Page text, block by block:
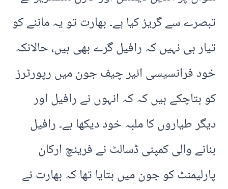
تبصرے سے گریز کیا ہے۔ بھارت تو یہ ماننے کو
تیار ہی نہیں کہ رافیل گرے بھی ہیں، حالانکہ
خود فرانسیسی ائیر چیف جون میں رپورٹرز
کو بتاچکے ہیں کہ کہ انہوں نے رافیل اور
دیگر طیاروں کا ملبہ خود دیکھا ہے۔ رافیل
بنانے والی کمپنی ڈسالٹ نے فرینچ ارکان
پارلیمنٹ کو جون میں بتایا تھا کہ بھارت نے